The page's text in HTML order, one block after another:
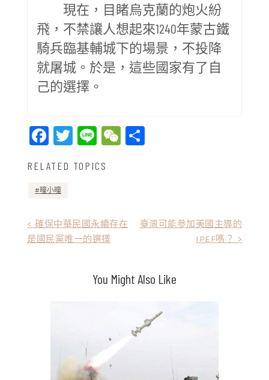
現在，目睹烏克蘭的炮火紛
飛，不禁讓人想起來1240年蒙古鐵
騎兵臨基輔城下的場景，不投降
就屠城。於是，這些國家有了自
己的選擇。
Facebook
Twitter
LineWeChat
RELATED TOPICS
曈小曈
< 確保中華民國永續存在
是國民黨唯一的選擇
臺灣可能參加美國主導的
IPEF嗎？ >
You Might Also Like